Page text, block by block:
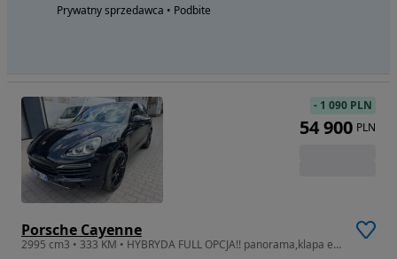
Prywatny sprzedawca • Podbite
Porsche Cayenne
2995 cm3 • 333 KM • HYBRYDA FULL OPCJA!! panorama,klapa elektryczna,bixenon 333KM 3.0
- 1 090 PLN
54 900 PLN